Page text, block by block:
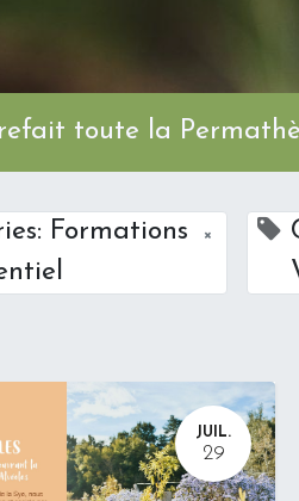
refait toute la
Formations
×
JUIL.
29